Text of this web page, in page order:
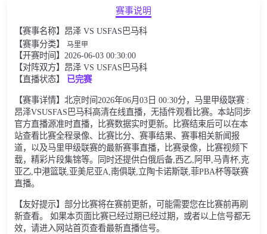
其他转播
赛事说明
【赛事名称】昂泽 VS USFAS巴马科
【赛事分类】 马里甲
【开赛时间】2026-06-03 00:30:00
【对阵双方】昂泽 VS USFAS巴马科
【直播状态】
已完赛
【赛事详情】北京时间2026年06月03日 00:30分，马里甲级联赛 :
昂泽VSUSFAS巴马科高清在线直播，无插件观看比赛。本站同步
官方直播源准时直播，比赛数据实时更新。比赛结束后可以在本
站查看比赛全程录像、比赛比分、赛事结果、赛事相关新闻报
道，以及马里甲级联赛的最新赛事直播，比赛录像，比赛视频下
载，精彩片段集锦等。同时还提供白俄后备,西乙,阿甲,马青杯,克
亚乙,中港篮联,亚美尼亚A,南俱联,立陶卡诺斯联,菲PBA杯等联赛
直播。
【友好提示】部分比赛将在赛前更新，可能需要您在比赛前再刷
新查看。 如果本页面比赛已经过期已经过期，或者以上信号都无
效，请进入网站首页查看最新直播信号。